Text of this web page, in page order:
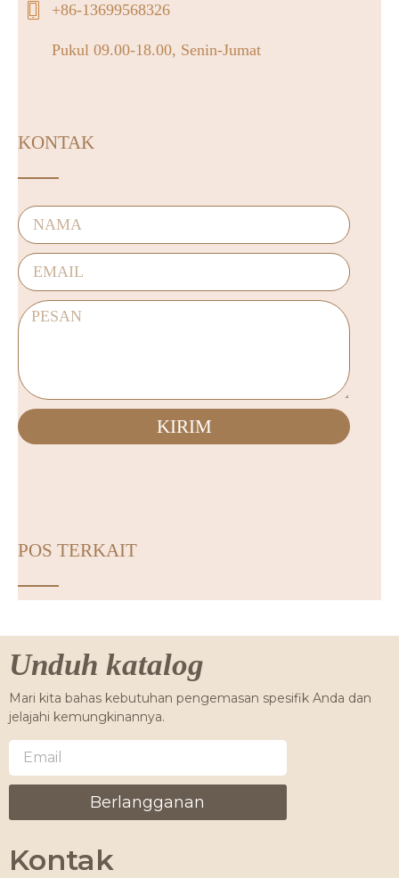
+86-13699568326
Pukul 09.00-18.00, Senin-Jumat
KONTAK
KIRIM
POS TERKAIT
Unduh katalog
Mari kita bahas kebutuhan pengemasan spesifik Anda dan
jelajahi kemungkinannya.
Berlangganan
Kontak